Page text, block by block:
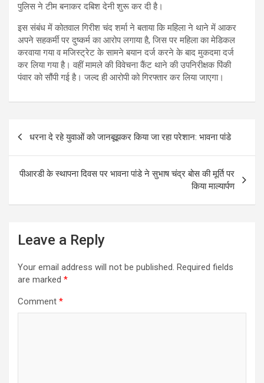
पुलिस ने टीम बनाकर दबिश देनी शुरू कर दी है।
इस संबंध में कोतवाल गिरीश चंद शर्मा ने बताया कि महिला ने थाने में आकर
अपने सहकर्मी पर दुष्कर्म का आरोप लगाया है, जिस पर महिला का मेडिकल
करवाया गया व मजिस्ट्रेट के सामने बयान दर्ज करने के बाद मुकदमा दर्ज
कर लिया गया है। वहीं मामले की विवेचना कैंट थाने की उपनिरीक्षक पिंकी
पंवार को सौंपी गई है। जल्द ही आरोपी को गिरफ्तार कर लिया जाएगा।
navigation
धरना दे रहे युवाओं को जानबूझकर किया जा रहा परेशान: भावना पांडे
पीआरडी के स्थापना दिवस पर भावना पांडे ने सुभाष चंद्र बोस की मूर्ति पर
किया माल्यार्पण
Leave a Reply
Your email address will not be published. Required fields
are marked *
Comment *